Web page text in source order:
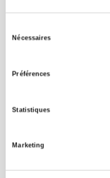
Nécessaires
Préférences
Statistiques
Marketing
SCIENCES PO
original research,
help public and
FOREIGN RIGHTS
FOR BOOKSHOPS